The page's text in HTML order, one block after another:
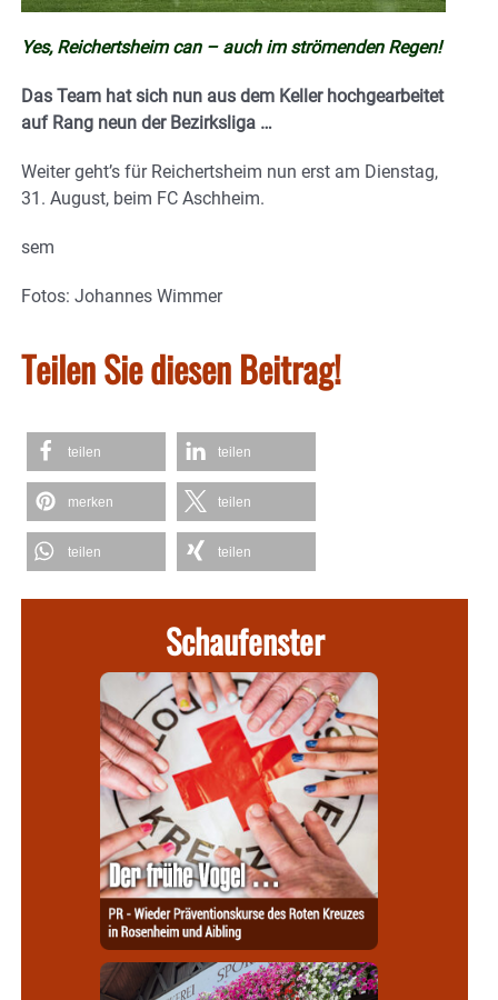
Yes, Reichertsheim can – auch im strömenden Regen!
Das Team hat sich nun aus dem Keller hochgearbeitet
auf Rang neun der Bezirksliga …
Weiter geht’s für Reichertsheim nun erst am Dienstag,
31. August, beim FC Aschheim.
sem
Fotos: Johannes Wimmer
Teilen Sie diesen Beitrag!
teilen teilen
merken teilen
teilen teilen
Schaufenster